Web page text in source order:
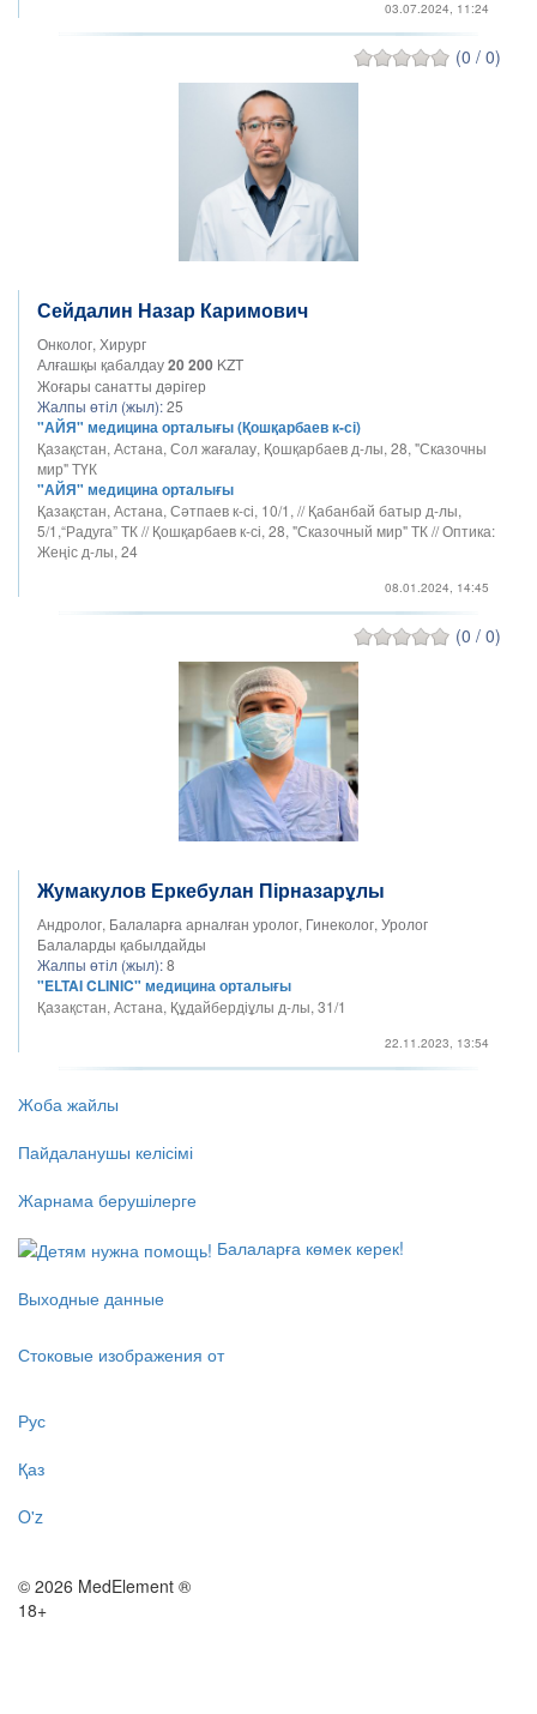
03.07.2024, 11:24
(0 / 0)
Сейдалин Назар Каримович
Онколог, Хирург
Алғашқы қабалдау20 200 KZT
Жоғары санатты дәрігер
Жалпы өтіл (жыл):25
"АЙЯ" медицина орталығы (Қошқарбаев к-сі)
Қазақстан, Астана, Сол жағалау, Қошқарбаев д-лы, 28, "Сказочны
мир" ТҮК
"АЙЯ" медицина орталығы
Қазақстан, Астана, Сәтпаев к-сі, 10/1, // Қабанбай батыр д-лы,
5/1,“Радуга” ТК // Қошқарбаев к-сі, 28, "Сказочный мир" ТК // Оптика:
Жеңіс д-лы, 24
08.01.2024, 14:45
(0 / 0)
Жумакулов Еркебулан Пірназарұлы
Андролог, Балаларға арналған уролог, Гинеколог, Уролог
Балаларды қабылдайды
Жалпы өтіл (жыл):8
"ELTAI CLINIC" медицина орталығы
Қазақстан, Астана, Құдайбердіұлы д-лы, 31/1
22.11.2023, 13:54
Жоба жайлы
Пайдаланушы келісімі
Жарнама берушілерге
Балаларға көмек керек!
Выходные данные
Стоковые изображения от
Рус
Қаз
O'z
© 2026 MedElement ®
18+